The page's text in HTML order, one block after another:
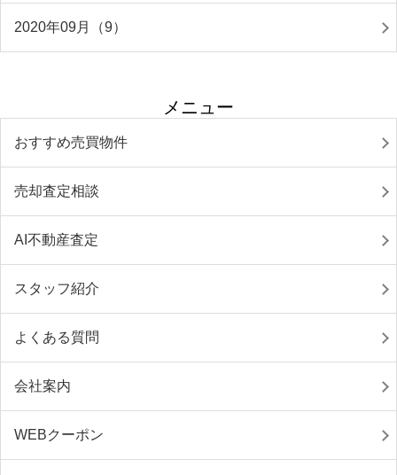
2020年09月（9）
メニュー
おすすめ売買物件
売却査定相談
AI不動産査定
スタッフ紹介
よくある質問
会社案内
WEBクーポン